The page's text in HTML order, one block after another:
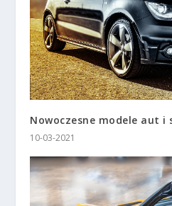
Nowoczesne modele aut i
10-03-2021